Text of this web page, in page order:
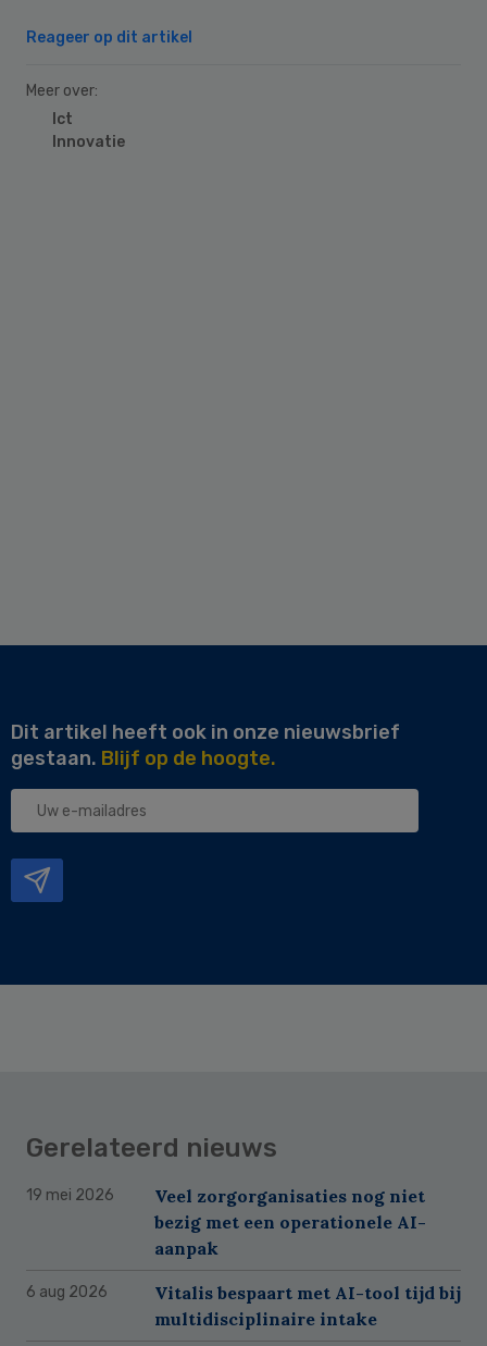
Reageer op dit artikel
Meer over:
Ict
Innovatie
Dit artikel heeft ook in onze nieuwsbrief
gestaan. Blijf op de hoogte.
Uw
Gerelateerd nieuws
19 mei 2026
Veel zorgorganisaties nog niet
bezig met een operationele AI-
aanpak
6 aug 2026
Vitalis bespaart met AI-tool tijd bij
multidisciplinaire intake